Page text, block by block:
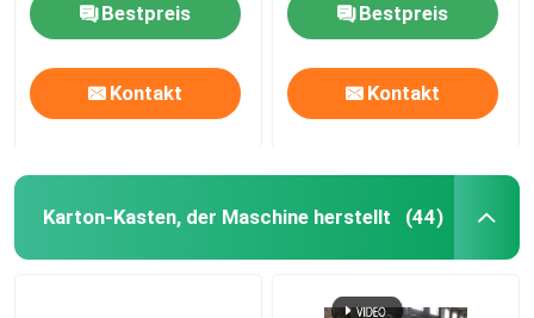
Bestpreis
Kontakt
Bestpreis
Kontakt
Karton-Kasten, der Maschine herstellt (44)